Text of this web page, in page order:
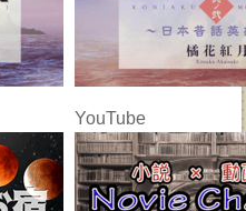
YouTube